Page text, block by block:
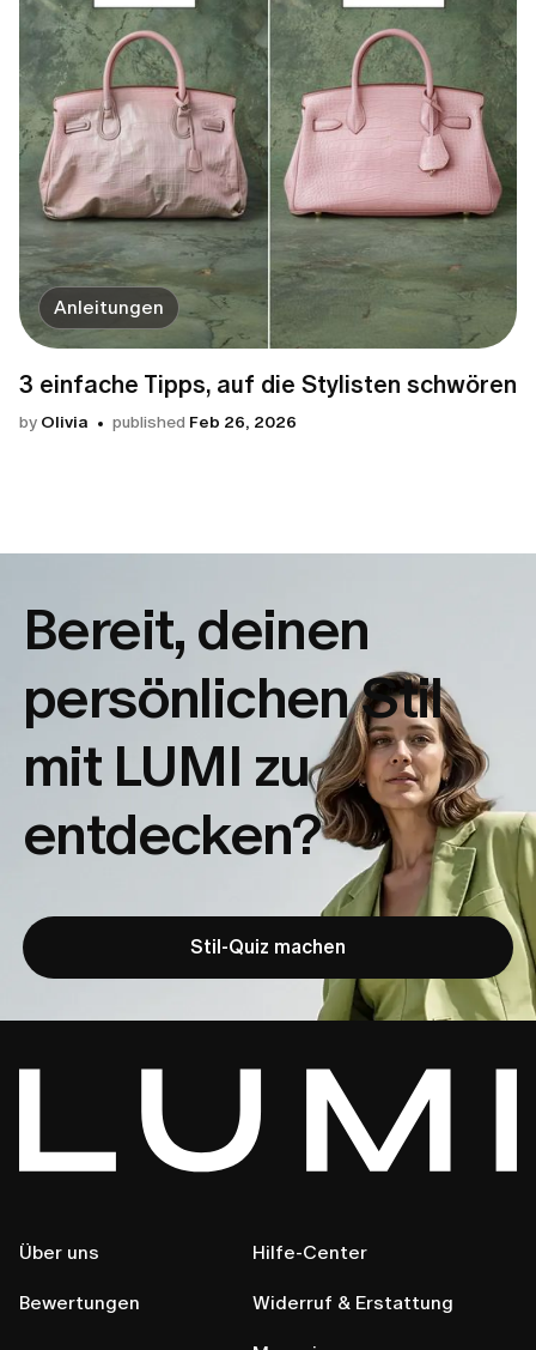
Anleitungen
3 einfache Tipps, auf die Stylisten schwören
by Olivia published Feb 26, 2026
Bereit, deinen
persönlichen Stil
mit LUMI zu
entdecken?
Stil-Quiz machen
Über uns
Bewertungen
Hilfe-Center
Widerruf & Erstattung